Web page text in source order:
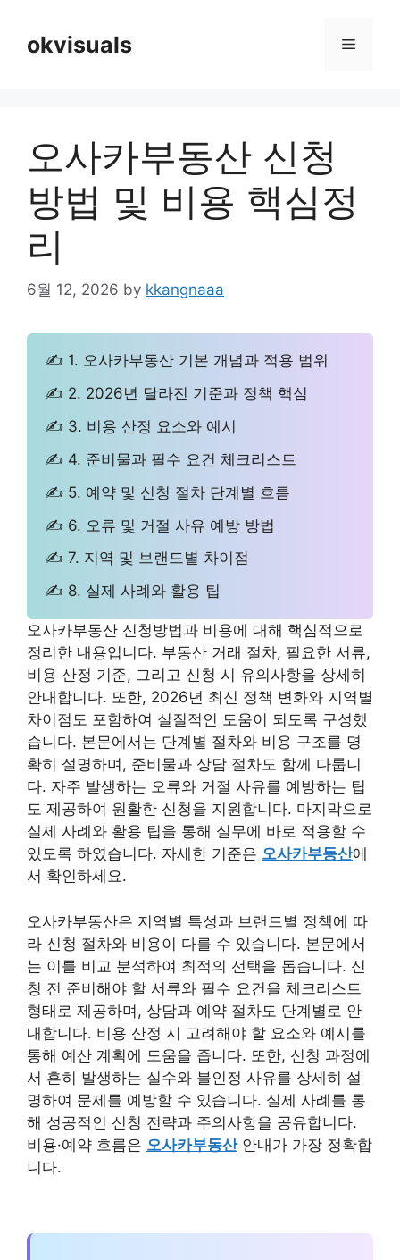
contentokvisuals Menu
오사카부동산 신청
방법 및 비용 핵심정
리
6월 12, 2026 by kkangnaaa
✍ 1. 오사카부동산 기본 개념과 적용 범위
✍ 2. 2026년 달라진 기준과 정책 핵심
✍ 3. 비용 산정 요소와 예시
✍ 4. 준비물과 필수 요건 체크리스트
✍ 5. 예약 및 신청 절차 단계별 흐름
✍ 6. 오류 및 거절 사유 예방 방법
✍ 7. 지역 및 브랜드별 차이점
✍ 8. 실제 사례와 활용 팁
오사카부동산 신청방법과 비용에 대해 핵심적으로
정리한 내용입니다. 부동산 거래 절차, 필요한 서류,
비용 산정 기준, 그리고 신청 시 유의사항을 상세히
안내합니다. 또한, 2026년 최신 정책 변화와 지역별
차이점도 포함하여 실질적인 도움이 되도록 구성했
습니다. 본문에서는 단계별 절차와 비용 구조를 명
확히 설명하며, 준비물과 상담 절차도 함께 다룹니
다. 자주 발생하는 오류와 거절 사유를 예방하는 팁
도 제공하여 원활한 신청을 지원합니다. 마지막으로
실제 사례와 활용 팁을 통해 실무에 바로 적용할 수
있도록 하였습니다. 자세한 기준은 오사카부동산에
서 확인하세요.
오사카부동산은 지역별 특성과 브랜드별 정책에 따
라 신청 절차와 비용이 다를 수 있습니다. 본문에서
는 이를 비교 분석하여 최적의 선택을 돕습니다. 신
청 전 준비해야 할 서류와 필수 요건을 체크리스트
형태로 제공하며, 상담과 예약 절차도 단계별로 안
내합니다. 비용 산정 시 고려해야 할 요소와 예시를
통해 예산 계획에 도움을 줍니다. 또한, 신청 과정에
서 흔히 발생하는 실수와 불인정 사유를 상세히 설
명하여 문제를 예방할 수 있습니다. 실제 사례를 통
해 성공적인 신청 전략과 주의사항을 공유합니다.
비용·예약 흐름은 오사카부동산안내가 가장 정확합
니다.